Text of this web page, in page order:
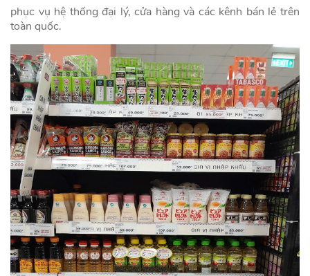
phục vụ hệ thống đại lý, cửa hàng và các kênh bán lẻ trên
toàn quốc.